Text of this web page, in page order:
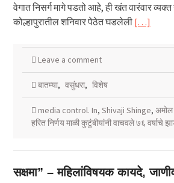
वेगात निसर्ग मागे पडतो आहे, ही खंत वारंवार
कोल्हापुरातील शनिवार पेठेत घडलेली […]
Leave a comment
बातम्या, वसुंधरा, विशेष
media control. In, Shivaji Shinge,
हरित निर्णय माळी कुटुंबीयांनी वाचवले ७६ वर्षाचे
सक्षमा” – महिलांविषयक कायदे,